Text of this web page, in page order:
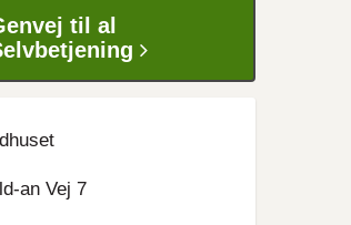
til al
an Vej 7